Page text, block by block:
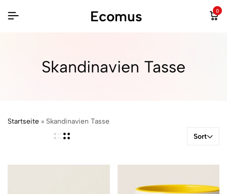
Ecomus 0
Skandinavien Tasse
Startseite » Skandinavien Tasse
Sort